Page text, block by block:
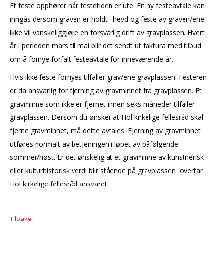
Et feste opphører når festetiden er ute. En ny festeavtale kan
inngås dersom graven er holdt i hevd og feste av graven/ene
ikke vil vanskeliggjøre en forsvarlig drift av gravplassen. Hvert
år i perioden mars til mai blir det sendt ut faktura med tilbud
om å fornye forfalt festeavtale for inneværende år.
Hvis ikke feste fornyes tilfaller grav/ene gravplassen. Festeren
er da ansvarlig for fjerning av gravminnet fra gravplassen. Et
gravminne som ikke er fjernet innen seks måneder tilfaller
gravplassen. Dersom du ønsker at Hol kirkelige fellesråd skal
fjerne gravminnet, må dette avtales. Fjerning av gravminnet
utføres normalt av betjeningen i løpet av påfølgende
sommer/høst. Er det ønskelig at et gravminne av kunstnerisk
eller kulturhistorisk verdi blir stående på gravplassen overtar
Hol kirkelige fellesråd ansvaret.
Tilbake